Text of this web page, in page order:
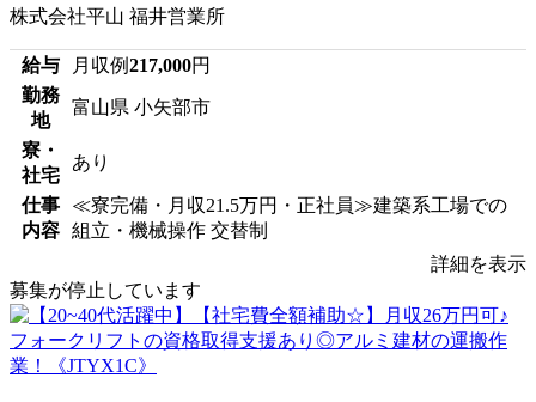
株式会社平山 福井営業所
給与 月収例217,000円
勤務
地
富山県 小矢部市
寮・
社宅
あり
仕事
内容
≪寮完備・月収21.5万円・正社員≫建築系工場での
組立・機械操作 交替制
詳細を表示
募集が停止しています